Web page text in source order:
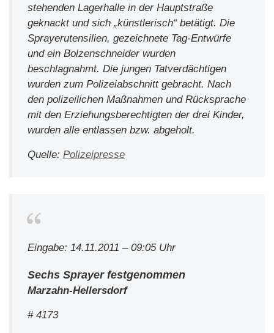
stehenden Lagerhalle in der Hauptstraße
geknackt und sich „künstlerisch“ betätigt. Die
Sprayerutensilien, gezeichnete Tag-Entwürfe
und ein Bolzenschneider wurden
beschlagnahmt. Die jungen Tatverdächtigen
wurden zum Polizeiabschnitt gebracht. Nach
den polizeilichen Maßnahmen und Rücksprache
mit den Erziehungsberechtigten der drei Kinder,
wurden alle entlassen bzw. abgeholt.
Quelle: Polizeipresse
Eingabe: 14.11.2011 – 09:05 Uhr
Sechs Sprayer festgenommen
Marzahn-Hellersdorf
# 4173